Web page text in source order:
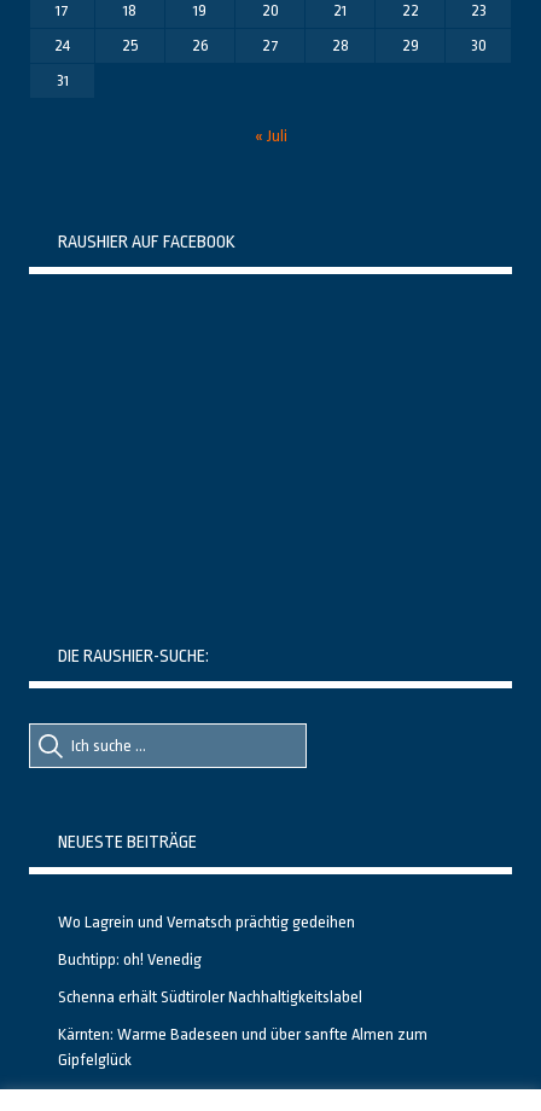
17
18 19 20 21 22
23
24
25 26 27 28 29
30
31
« Juli
RAUSHIER AUF FACEBOOK
DIE RAUSHIER-SUCHE:
Suche
nach::
Suche
nach:
NEUESTE BEITRÄGE
Wo Lagrein und Vernatsch prächtig gedeihen
Buchtipp: oh! Venedig
Schenna erhält Südtiroler Nachhaltigkeitslabel
Kärnten: Warme Badeseen und über sanfte Almen zum
Gipfelglück